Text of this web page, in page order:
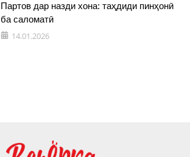
Партов дар назди хона: таҳдиди пинҳонӣ
ба саломатӣ
14.01.2026